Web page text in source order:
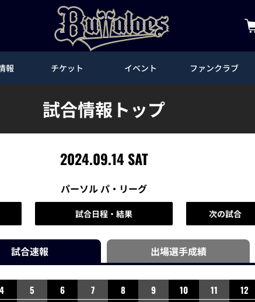
報 チケット イベント ファンクラブ
試合情報トップ
2024.09.14 SAT
パーソル パ・リーグ
試合日程・結果 次の試合
試合速報 出場選手成績
4 5 6 7 8 9 10 11 12